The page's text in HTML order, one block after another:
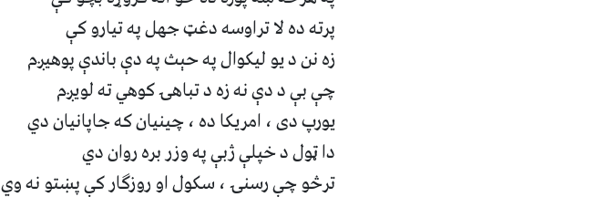
پرته ده لا تراوسه دغټ جهل په تيارو کې ‏
زه نن د يو ليکوال په حېث په دې باندې پوهيږم‏
چې بې د دې نه زه د تباهۍ کوهي ته لويږم
يورپ دى ، امريکا ده ، چينيان که جاپانيان دي ‏
دا ټول د خپلې ژبې په وزر بره روان دي ‏
ترڅو چې رسنۍ ، سکول او روزگار کې پښتو نه وي ‏